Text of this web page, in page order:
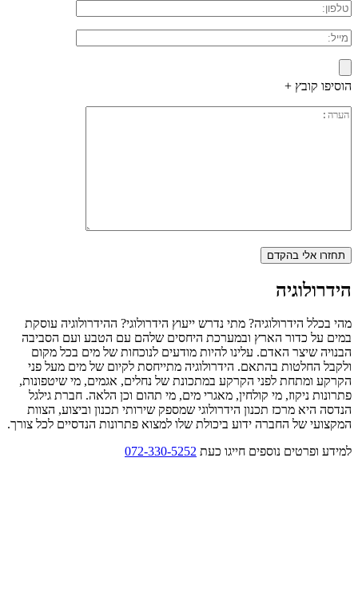
הוסיפו קובץ +
הידרולוגיה
מהי בכלל הידרולוגיה? מתי נדרש ייעוץ הידרולוגי? ההידרולוגיה עוסקת
במים על כדור הארץ ובמערכת היחסים שלהם עם הטבע ועם הסביבה
הבנויה שיצר האדם. עלינו להיות מודעים לנוכחות של מים בכל מקום
ולקבל החלטות בהתאם. הידרולוגיה מתייחסת לקיום של מים מעל פני
הקרקע ומתחת לפני הקרקע במתכונת של נחלים, אגמים, מי שיטפונות,
פתרונות ניקוז, מי קולחין, מאגרי מים, מי תהום וכן הלאה. חברת גילגל
הנדסה היא מרכז תכנון הידרולוגי שמספק שירותי תכנון וביצוע, הצוות
המקצועי של החברה ידוע ביכולת שלו למצוא פתרונות הנדסיים לכל צורך.
למידע ופרטים נוספים חייגו כעת 072-330-5252